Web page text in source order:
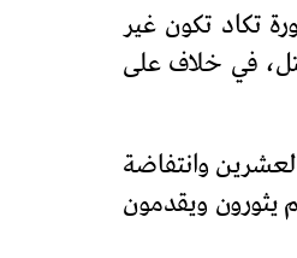
تكاد تكون غير
في خلاف على
وانتفاضة
يثورون ويقدمون